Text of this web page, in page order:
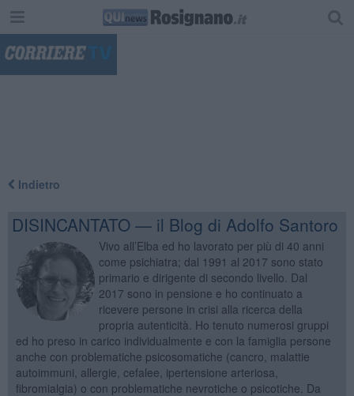
Indietro
DISINCANTATO — il Blog di Adolfo Santoro
Vivo all’Elba ed ho lavorato per più di 40 anni
come psichiatra; dal 1991 al 2017 sono stato
primario e dirigente di secondo livello. Dal
2017 sono in pensione e ho continuato a
ricevere persone in crisi alla ricerca della
propria autenticità. Ho tenuto numerosi gruppi
ed ho preso in carico individualmente e con la famiglia persone
anche con problematiche psicosomatiche (cancro, malattie
autoimmuni, allergie, cefalee, ipertensione arteriosa,
fibromialgia) o con problematiche nevrotiche o psicotiche. Da